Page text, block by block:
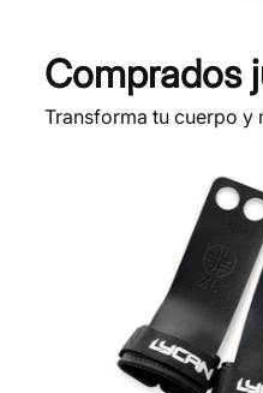
Comprados
Transforma tu cuerpo y